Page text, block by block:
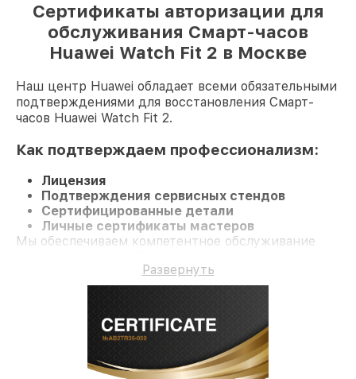
Сертификаты авторизации для
обслуживания Смарт-часов
Huawei Watch Fit 2 в Москве
Наш центр Huawei обладает всеми обязательными
подтверждениями для восстановления Смарт-
часов Huawei Watch Fit 2.
Как подтверждаем профессионализм:
Лицензия
Подтверждения сервисных стендов
Сертифицированные детали
Личные сертификаты мастеров
Мы обеспечиваем компетентное обслуживание
Развернуть